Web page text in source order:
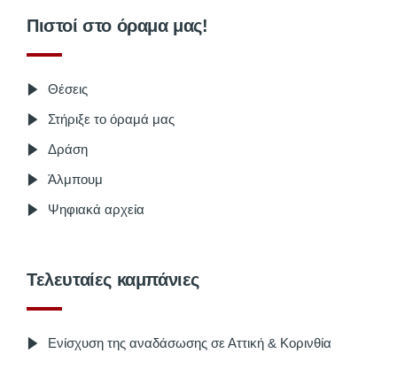
Πιστοί στο όραμα μας!
Θέσεις
Στήριξε το όραμά μας
Δράση
Άλμπουμ
Ψηφιακά αρχεία
Τελευταίες καμπάνιες
Ενίσχυση της αναδάσωσης σε Αττική & Κορινθία